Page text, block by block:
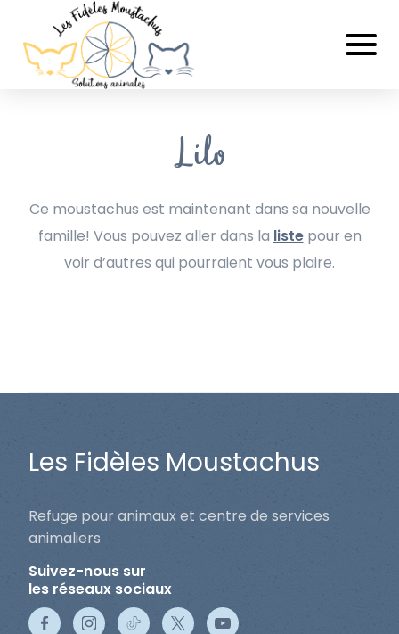
Lilo
Ce moustachus est maintenant dans sa nouvelle
famille! Vous pouvez aller dans la listepour en
voir d’autres qui pourraient vous plaire.
Les Fidèles Moustachus
Refuge pour animaux et centre de services
animaliers
Suivez-nous sur
les réseaux sociaux